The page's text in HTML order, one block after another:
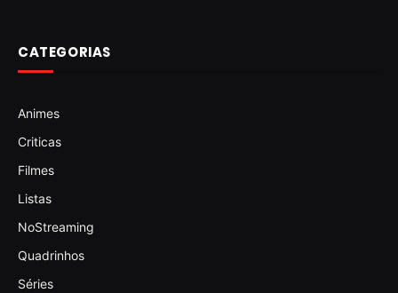
CATEGORIAS
Animes
Criticas
Filmes
Listas
NoStreaming
Quadrinhos
Séries